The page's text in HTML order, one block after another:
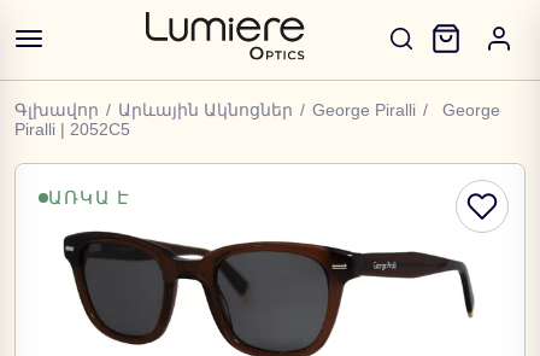
Գլխավոր / Արևային Ակնոցներ / George Piralli /
George
Piralli | 2052C5
ԱՌԿԱ Է